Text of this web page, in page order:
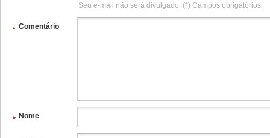
Seu e-mail não será divulgado. (*) Campos obrigatórios.
Comentário
*
Nome
*